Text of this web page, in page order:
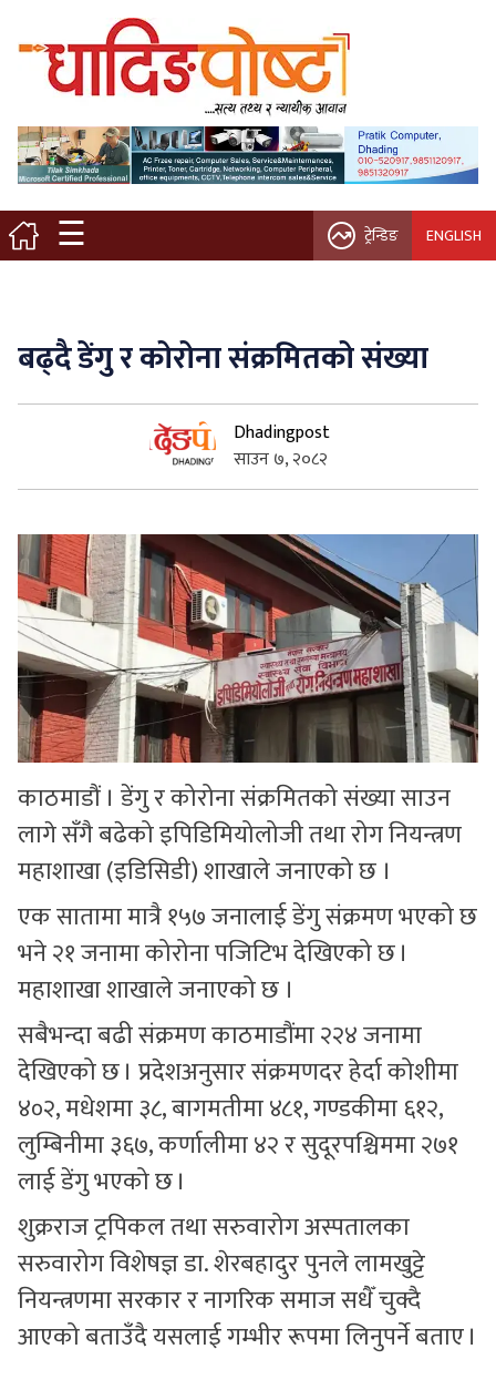
☰
मुख्य पृष्ठ
स्थानीय समाचार
विचार / ब्लग
नगर/गाउँ पालिका
अन्तरवार्ता
कृषि/सहकारी
प्रवास
सुचनाहरु
स्वास्थ्य
भिडियो
ट्रेन्डिङ ENGLISH
बढ्दै डेंगु र कोरोना संक्रमितको संख्या
Dhadingpost
साउन ७, २०८२
काठमाडौं । डेंगु र कोरोना संक्रमितको संख्या साउन
लागे सँगै बढेको इपिडिमियोलोजी तथा रोग नियन्त्रण
महाशाखा (इडिसिडी) शाखाले जनाएको छ ।
एक सातामा मात्रै १५७ जनालाई डेंगु संक्रमण भएको छ
भने २१ जनामा कोरोना पजिटिभ देखिएको छ ।
महाशाखा शाखाले जनाएको छ ।
सबैभन्दा बढी संक्रमण काठमाडौंमा २२४ जनामा
देखिएको छ । प्रदेशअनुसार संक्रमणदर हेर्दा कोशीमा
४०२, मधेशमा ३८, बागमतीमा ४८१, गण्डकीमा ६१२,
लुम्बिनीमा ३६७, कर्णालीमा ४२ र सुदूरपश्चिममा २७१
लाई डेंगु भएको छ ।
शुक्रराज ट्रपिकल तथा सरुवारोग अस्पतालका
सरुवारोग विशेषज्ञ डा. शेरबहादुर पुनले लामखुट्टे
नियन्त्रणमा सरकार र नागरिक समाज सधैँ चुक्दै
आएको बताउँदै यसलाई गम्भीर रूपमा लिनुपर्ने बताए ।